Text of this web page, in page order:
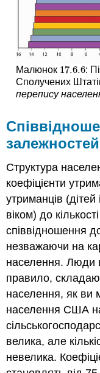
Малюнок 17.6.6
17.6.6:
Сполучених
перепису
залежностей
Структура
коефіцієнти
утриманців
віком) до
співвідношення
незважаючи на
населення. Люди
правило,
населення, як ви
населення США
велика, але
невелика.